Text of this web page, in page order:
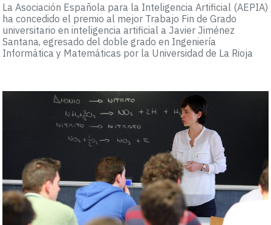
La Asociación Española para la Inteligencia Artificial (AEPIA)
ha concedido el premio al mejor Trabajo Fin de Grado
universitario en inteligencia artificial a Javier Jiménez
Santana, egresado del doble grado en Ingeniería
Informática y Matemáticas por la Universidad de La Rioja